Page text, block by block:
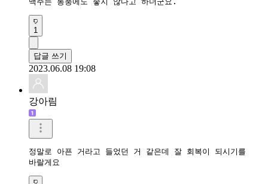
1
답글 쓰기
2023.06.08 19:08
강아림
정말로 아픈 거라고 들었던 거 같은데 잘 회복이 되시기를
바랄게요